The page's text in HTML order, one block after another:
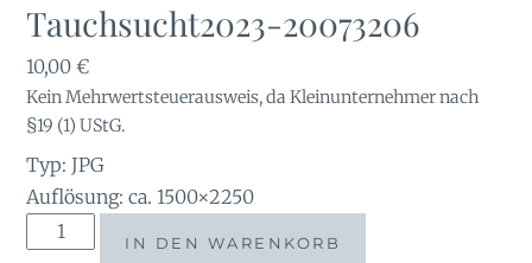
Tauchsucht2023-20073206
10,00€
Kein Mehrwertsteuerausweis, da Kleinunternehmer nach
§19 (1) UStG.
Typ: JPG
Auflösung: ca. 1500×2250
Tauchsucht2023-
IN DEN WARENKORB